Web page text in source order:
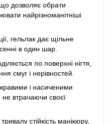
дозволяє обрати
найрізноманітніші
гельлак дає щільне
в один шар.
по поверхні нігтя,
смуг і нерівностей.
і насиченими
не втрачаючи своєї
стійкість манікюру,